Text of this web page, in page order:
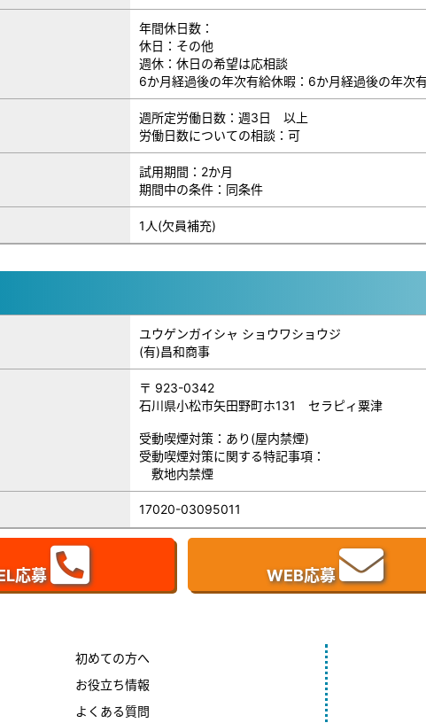
年間休日数：
休日：その他
週休：休日の希望は応相談
6か月経過後の年次有給休暇：6か月経過後の年次
週所定労働日数：週3日 以上
労働日数についての相談：可
試用期間：2か月
期間中の条件：同条件
1人(欠員補充)
ユウゲンガイシャ ショウワショウジ
(有)昌和商事
〒 923-0342
石川県小松市矢田野町ホ131 セラピィ粟津
受動喫煙対策：あり(屋内禁煙)
受動喫煙対策に関する特記事項：
敷地内禁煙
17020-03095011
応募 WEB応募
初めての方へ
お役立ち情報
よくある質問